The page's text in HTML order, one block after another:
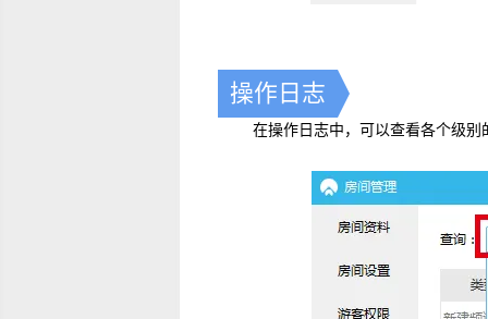
操作日志
在操作日志中，可以查看各个级别